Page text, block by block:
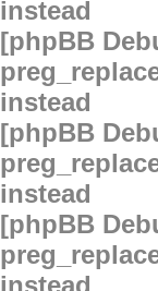
instead
[phpBB
instead
[phpBB
instead
[phpBB
instead